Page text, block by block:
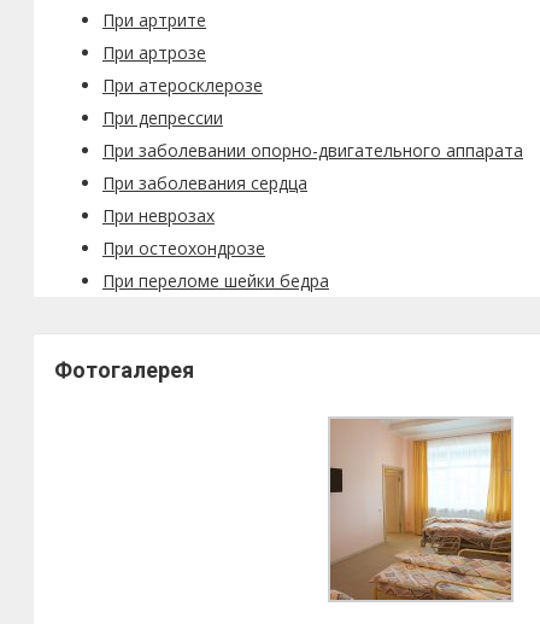
При артрите
При артрозе
При атеросклерозе
При депрессии
При заболевании опорно-двигательного аппарата
При заболевания сердца
При неврозах
При остеохондрозе
При переломе шейки бедра
Фотогалерея